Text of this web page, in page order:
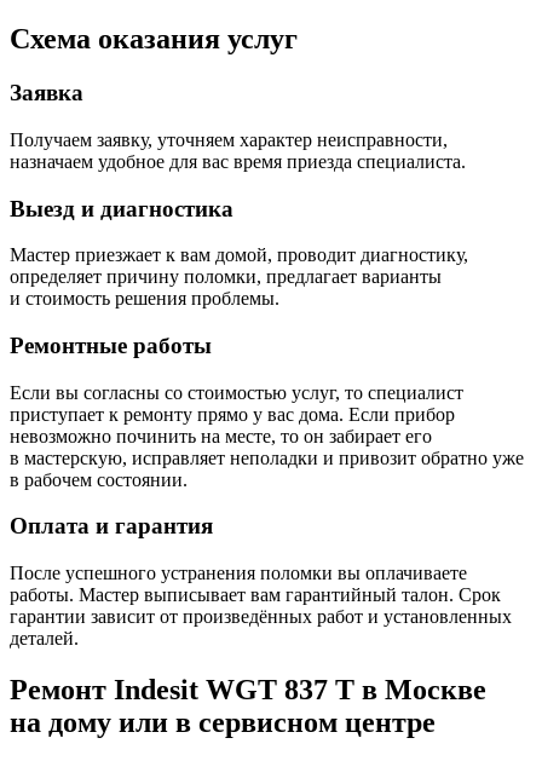
Схема оказания услуг
Заявка
Получаем заявку, уточняем характер неисправности,
назначаем удобное для вас время приезда специалиста.
Выезд и диагностика
Мастер приезжает к вам домой, проводит диагностику,
определяет причину поломки, предлагает варианты
и стоимость решения проблемы.
Ремонтные работы
Если вы согласны со стоимостью услуг, то специалист
приступает к ремонту прямо у вас дома. Если прибор
невозможно починить на месте, то он забирает его
в мастерскую, исправляет неполадки и привозит обратно уже
в рабочем состоянии.
Оплата и гарантия
После успешного устранения поломки вы оплачиваете
работы. Мастер выписывает вам гарантийный талон. Срок
гарантии зависит от произведённых работ и установленных
деталей.
Ремонт Indesit WGT 837 T в Москве
на дому или в сервисном центре